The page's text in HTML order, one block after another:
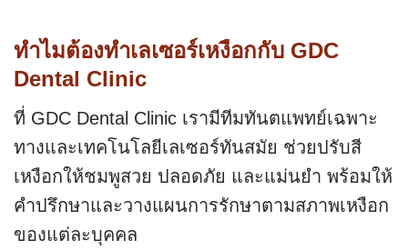
ทำไมต้องทำเลเซอร์เหงือกกับ GDC
Dental Clinic
ที่ GDC Dental Clinic เรามีทีมทันตแพทย์เฉพาะ
ทางและเทคโนโลยีเลเซอร์ทันสมัย ช่วยปรับสี
เหงือกให้ชมพูสวย ปลอดภัย และแม่นยำ พร้อมให้
คำปรึกษาและวางแผนการรักษาตามสภาพเหงือก
ของแต่ละบุคคล